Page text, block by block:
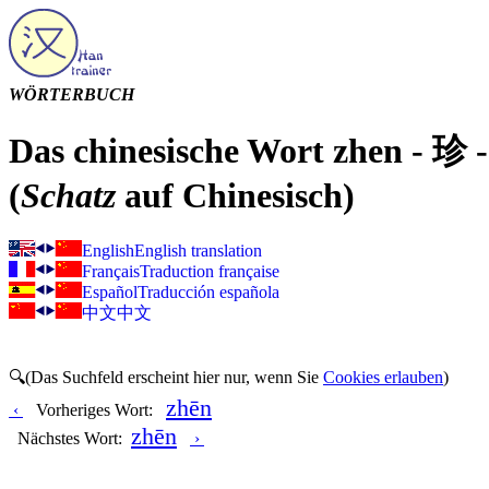
WÖRTERBUCH
Das chinesische Wort zhen - 珍
(Schatzauf Chinesisch)
EnglishEnglish translation
FrançaisTraduction française
EspañolTraducción española
中文中文
🔍(Das Suchfeld erscheint hier nur, wenn Sie Cookies erlauben)
‹
Vorheriges Wort: zhēn
Nächstes Wort: zhēn ›